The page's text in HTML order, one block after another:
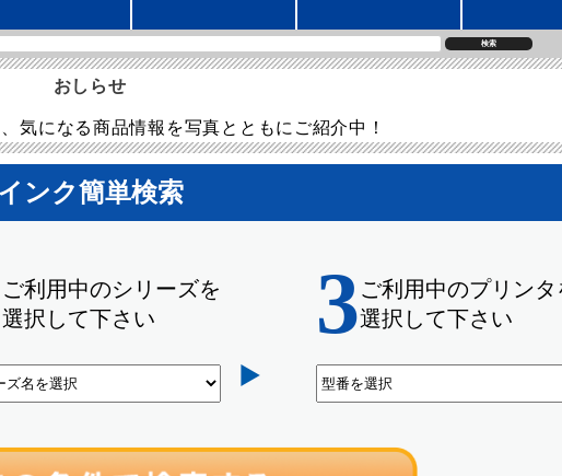
検索
おしらせ
気になる商品情報を写真とともにご紹介中！